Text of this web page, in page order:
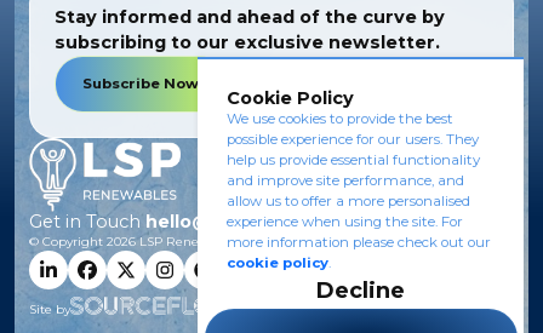
Stay informed and ahead of the curve by
subscribing to our exclusive newsletter.
Subscribe Now
Get in Touch hello@lsprenewables.com
© Copyright 2026LSP Renewables.
Site by
Cookie Policy
We use cookies to provide the best
possible experience for our users. They
help us provide essential functionality
and improve site performance, and
allow us to offer a more personalised
experience when using the site. For
more information please check out our
cookie policy.
Decline